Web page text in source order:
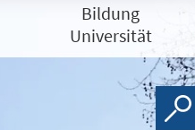
Bildung
Universität